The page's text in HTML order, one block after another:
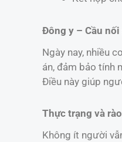
Đông y – Cầu
Ngày nay, nhiều
án, đảm bảo tính
Điều này giúp
Thực trạng và
Không ít người